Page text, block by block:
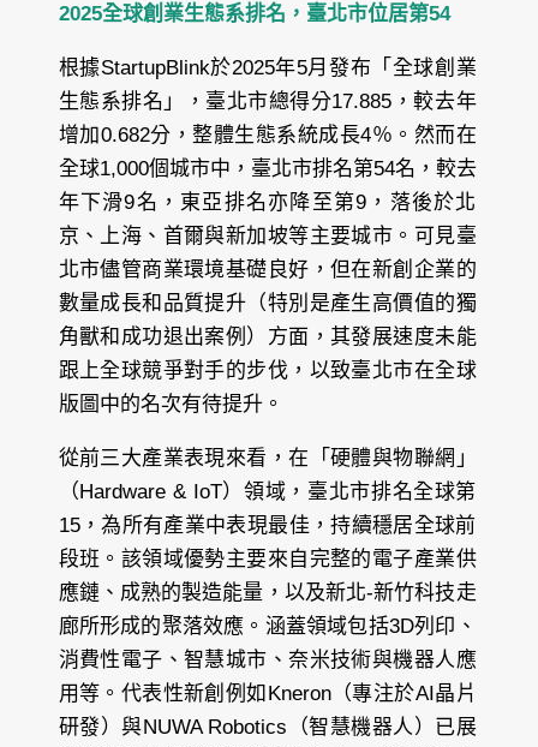
2025全球創業生態系排名，臺北市位居第54
根據StartupBlink於2025年5月發布「全球創業
生態系排名」，臺北市總得分17.885，較去年
增加0.682分，整體生態系統成長4％。然而在
全球1,000個城市中，臺北市排名第54名，較去
年下滑9名，東亞排名亦降至第9，落後於北
京、上海、首爾與新加坡等主要城市。可見臺
北市儘管商業環境基礎良好，但在新創企業的
數量成長和品質提升（特別是產生高價值的獨
角獸和成功退出案例）方面，其發展速度未能
跟上全球競爭對手的步伐，以致臺北市在全球
版圖中的名次有待提升。
從前三大產業表現來看，在「硬體與物聯網」
（Hardware & IoT）領域，臺北市排名全球第
15，為所有產業中表現最佳，持續穩居全球前
段班。該領域優勢主要來自完整的電子產業供
應鏈、成熟的製造能量，以及新北-新竹科技走
廊所形成的聚落效應。涵蓋領域包括3D列印、
消費性電子、智慧城市、奈米技術與機器人應
用等。代表性新創例如Kneron（專注於AI晶片
研發）與NUWA Robotics（智慧機器人）已展